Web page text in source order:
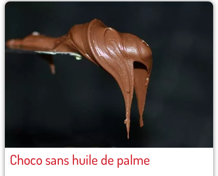
Choco sans huile de palme